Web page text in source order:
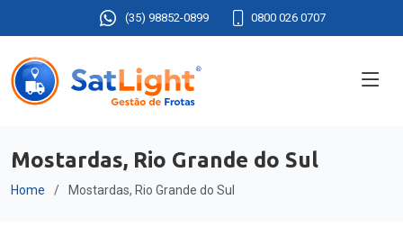
(35) 98852-0899 0800 026 0707
Mostardas, Rio Grande do Sul
Home Mostardas, Rio Grande do Sul